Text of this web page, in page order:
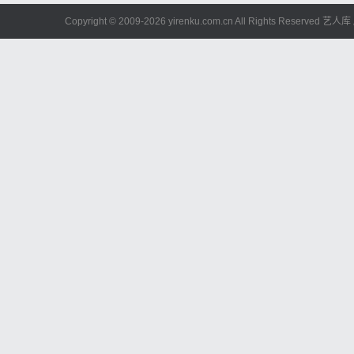
Copyright © 2009-2026 yirenku.com.cn All Rights Reserved 艺人库